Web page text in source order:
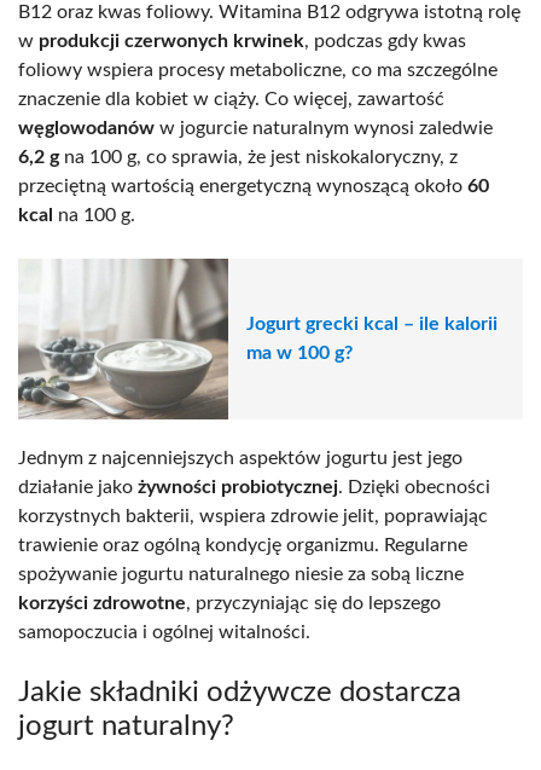
B12 oraz kwas foliowy. Witamina B12 odgrywa istotną rolę
w produkcji czerwonych krwinek, podczas gdy kwas
foliowy wspiera procesy metaboliczne, co ma szczególne
znaczenie dla kobiet w ciąży. Co więcej, zawartość
węglowodanów w jogurcie naturalnym wynosi zaledwie
6,2 gna 100 g, co sprawia, że jest niskokaloryczny, z
przeciętną wartością energetyczną wynoszącą około 60
kcal na 100 g.
Jogurt grecki kcal – ile kalorii
ma w 100 g?
Jednym z najcenniejszych aspektów jogurtu jest jego
działanie jako żywności probiotycznej. Dzięki obecności
korzystnych bakterii, wspiera zdrowie jelit, poprawiając
trawienie oraz ogólną kondycję organizmu. Regularne
spożywanie jogurtu naturalnego niesie za sobą liczne
korzyści zdrowotne, przyczyniając się do lepszego
samopoczucia i ogólnej witalności.
Jakie składniki odżywcze dostarcza
jogurt naturalny?